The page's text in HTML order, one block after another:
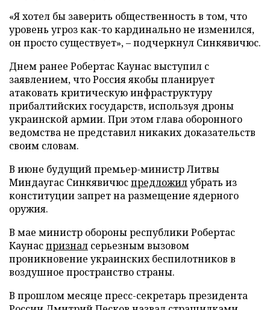
«Я хотел бы заверить общественность в том, что
уровень угроз как-то кардинально не изменился,
он просто существует», – подчеркнул Синкявичюс.
Днем ранее Робертас Каунас выступил с
заявлением, что Россия якобы планирует
атаковать критическую инфраструктуру
прибалтийских государств, используя дроны
украинской армии. При этом глава оборонного
ведомства не представил никаких доказательств
своим словам.
В июне будущий премьер-министр Литвы
Миндаугас Синкявичюспредложилубрать из
конституции запрет на размещение ядерного
оружия.
В мае министр обороны республики Робертас
Каунаспризнал серьезным вызовом
проникновение украинских беспилотников в
воздушное пространство страны.
В прошлом месяце пресс-секретарь президента